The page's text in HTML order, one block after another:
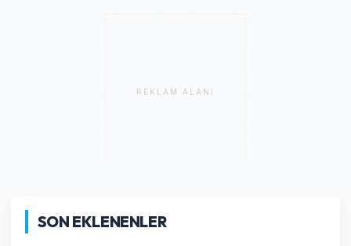
REKLAM ALANI
SON EKLENENLER